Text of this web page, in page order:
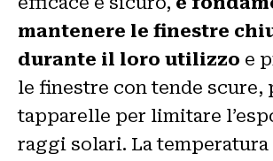
mantenere le finestre
durante il loro utilizzo e
le finestre con tende scure,
tapparelle per limitare
raggi solari. La